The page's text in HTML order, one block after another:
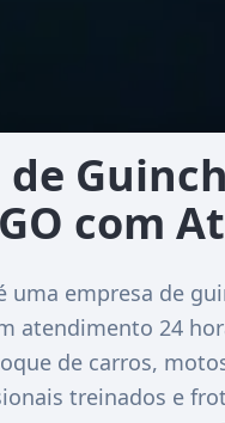
de
com
uma empresa de
atendimento 24
de carros,
treinados e